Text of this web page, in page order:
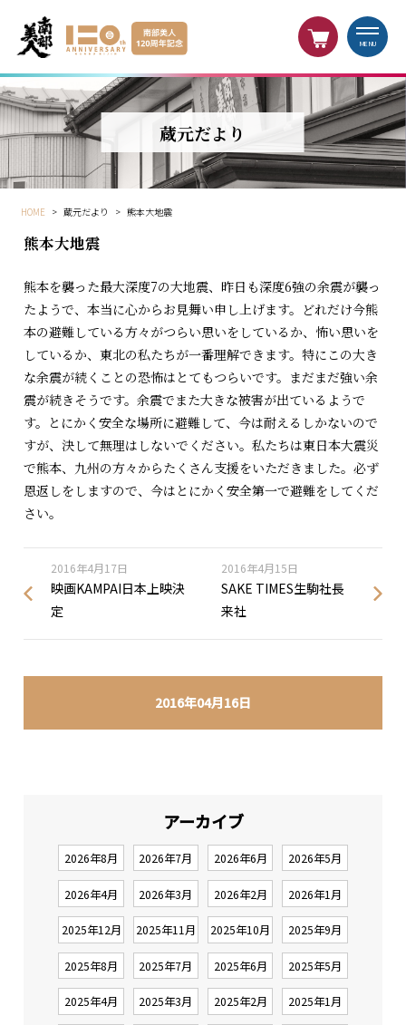
MENU
蔵元だより
HOME > 蔵元だより > 熊本大地震
2016年04月16日
熊本大地震
熊本を襲った最大深度7の大地震、昨日も深度6強の余震が襲っ
たようで、本当に心からお見舞い申し上げます。どれだけ今熊
本の避難している方々がつらい思いをしているか、怖い思いを
しているか、東北の私たちが一番理解できます。特にこの大き
な余震が続くことの恐怖はとてもつらいです。まだまだ強い余
震が続きそうです。余震でまた大きな被害が出ているようで
す。とにかく安全な場所に避難して、今は耐えるしかないので
すが、決して無理はしないでください。私たちは東日本大震災
で熊本、九州の方々からたくさん支援をいただきました。必ず
恩返しをしますので、今はとにかく安全第一で避難をしてくだ
さい。
2016年4月17日
映画KAMPAI日本上映決
定
2016年4月15日
SAKE TIMES生駒社長
来社
アーカイブ
2026年8月 2026年7月 2026年6月 2026年5月
2026年4月 2026年3月 2026年2月 2026年1月
2025年12月 2025年11月 2025年10月 2025年9月
2025年8月 2025年7月 2025年6月 2025年5月
2025年4月 2025年3月 2025年2月 2025年1月